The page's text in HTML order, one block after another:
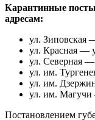
Карантинные
адресам:
ул. Зиповская
ул. Красная —
ул. Северная —
ул. им.
ул. им.
ул. им. Магучи
Постановлением